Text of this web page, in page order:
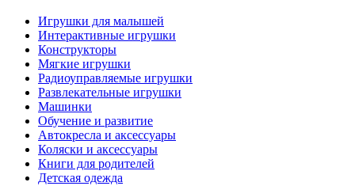
Игрушки для малышей
Интерактивные игрушки
Конструкторы
Мягкие игрушки
Радиоуправляемые игрушки
Развлекательные игрушки
Машинки
Обучение и развитие
Автокресла и аксессуары
Коляски и аксессуары
Книги для родителей
Детская одежда